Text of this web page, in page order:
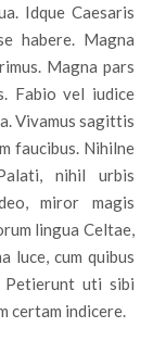
Idque Caesaris
habere. Magna
Magna pars
Fabio vel iudice
Vivamus sagittis
faucibus. Nihilne
nihil urbis
miror magis
lingua Celtae,
luce, cum quibus
Petierunt uti sibi
certam indicere.